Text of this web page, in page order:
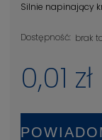
Silnie napinający
Dostępność: brak
0,01 zł